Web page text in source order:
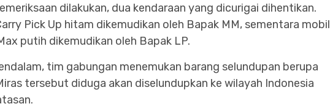
dilakukan, dua kendaraan yang dicurigai dihentikan.
Pick Up hitam dikemudikan oleh Bapak MM, sementara mobil
putih dikemudikan oleh Bapak LP.
tim gabungan menemukan barang selundupan berupa
tersebut diduga akan diselundupkan ke wilayah Indonesia